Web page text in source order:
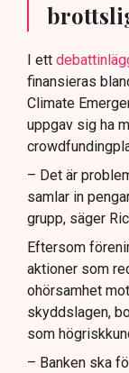
I ett
finansieras
Climate
uppgav sig ha
– Det är
samlar in
grupp, säger
Eftersom
aktioner som
ohörsamhet
skyddslagen,
som
– Banken ska